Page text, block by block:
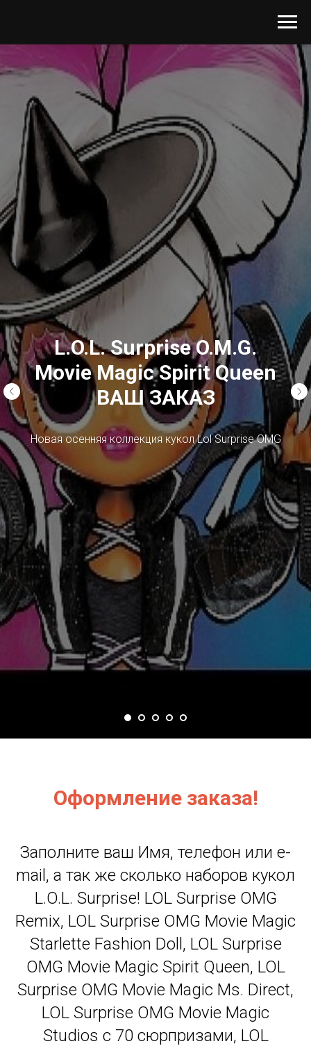
L.O.L. Surprise O.M.G.
Movie Magic Spirit Queen
ВАШ ЗАКАЗ
Новая осенняя коллекция кукол Lol Surprise OMG
Оформление заказа!
Заполните ваш Имя, телефон или e-
mail, а так же сколько наборов кукол
L.O.L. Surprise! LOL Surprise OMG
Remix, LOL Surprise OMG Movie Magic
Starlette Fashion Doll, LOL Surprise
OMG Movie Magic Spirit Queen, LOL
Surprise OMG Movie Magic Ms. Direct,
LOL Surprise OMG Movie Magic
Studios с 70 сюрпризами, LOL